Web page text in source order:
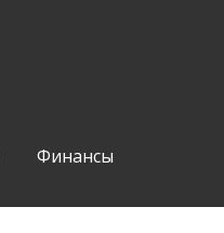
Финансы